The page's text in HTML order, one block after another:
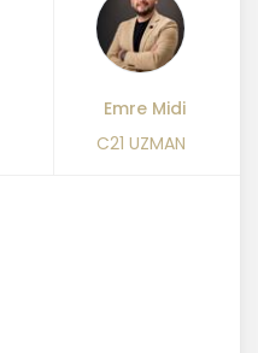
Emre Midi
C21 UZMAN